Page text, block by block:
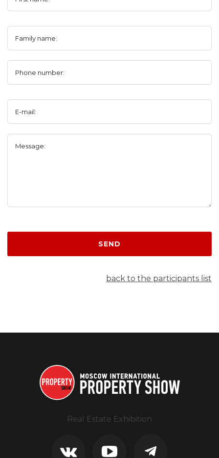
Family name:
Phone number:
E-mail:
Message:
SEND
back to the participants list
Real Estate Exhibition